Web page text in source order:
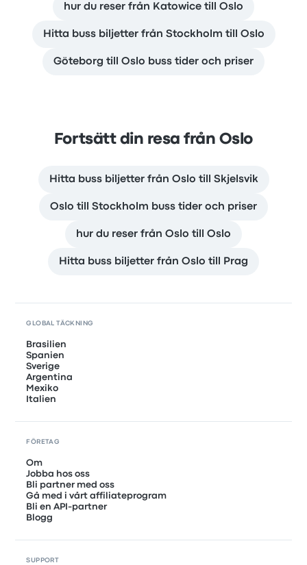
hur du reser från Katowice till Oslo
Hitta buss biljetter från Stockholm till Oslo
Göteborg till Oslo buss tider och priser
Fortsätt din resa från Oslo
Hitta buss biljetter från Oslo till Skjelsvik
Oslo till Stockholm buss tider och priser
hur du reser från Oslo till Oslo
Hitta buss biljetter från Oslo till Prag
GLOBAL TÄCKNING
Brasilien
Spanien
Sverige
Argentina
Mexiko
Italien
FÖRETAG
Om
Jobba hos oss
Bli partner med oss
Gå med i vårt affiliateprogram
Bli en API-partner
Blogg
SUPPORT